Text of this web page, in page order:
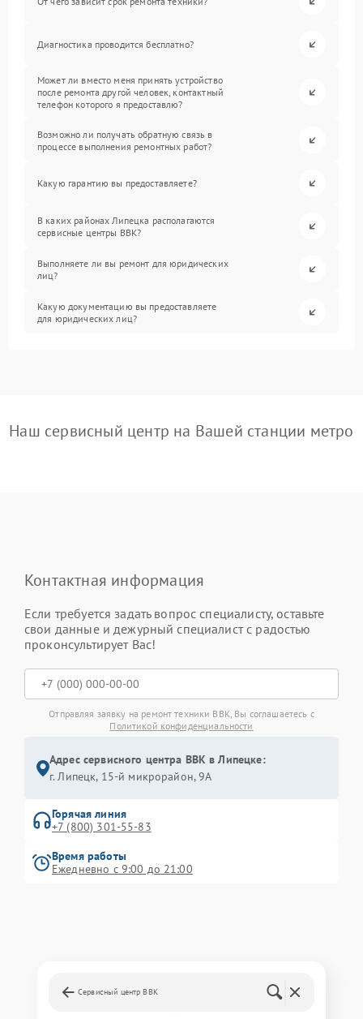
Диагностика проводится бесплатно?
Может ли вместо меня принять устройство
после ремонта другой человек, контактный
телефон которого я предоставлю?
Возможно ли получать обратную связь в
процессе выполнения ремонтных работ?
Какую гарантию вы предоставляете?
В каких районах Липецка располагаются
сервисные центры BBK?
Выполняете ли вы ремонт для юридических
лиц?
Какую документацию вы предоставляете
для юридических лиц?
Наш сервисный центр на Вашей станции метро
Контактная информация
Если требуется задать вопрос специалисту, оставьте
свои данные и дежурный специалист с радостью
проконсультирует Вас!
Отправляя заявку на ремонт техники BBK, Вы соглашаетесь с
Политикой конфиденциальности
Адрес сервисного центра BBK в Липецке:
г. Липецк, 15-й микрорайон, 9А
Горячая линия
+7 (800) 301-55-83
Время работы
Ежедневно с 9:00 до 21:00
Сервисный центр BBK